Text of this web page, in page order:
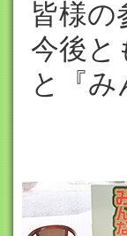
皆様の
今後と
と『